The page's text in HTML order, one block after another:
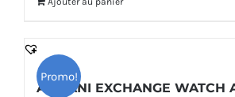
était :
Promo!
ARMANI EXCHANGE WATCH